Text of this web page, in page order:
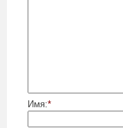
Имя:*